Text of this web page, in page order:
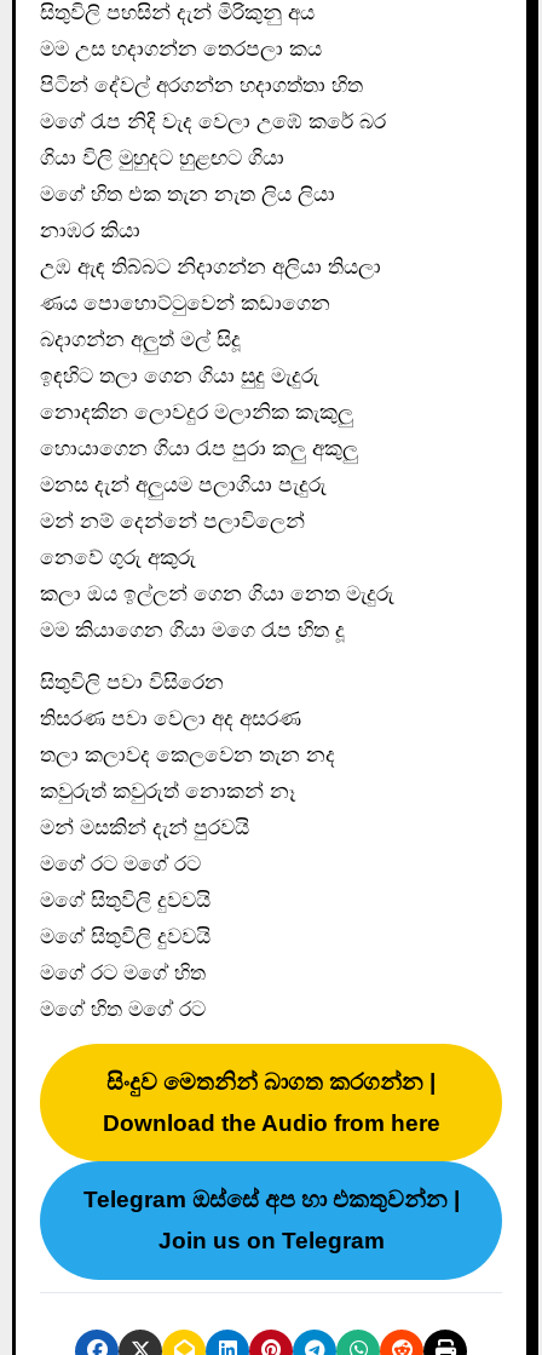
සිතුවිලි පහසින් දැන් මිරිකුනු අය
මම උස හදාගන්න තෙරපලා කය
පිටින් දේවල් අරගන්න හදාගත්තා හිත
මගේ රැප නිදි වැද වෙලා උඹේ කරේ බර
ගියා විලි මුහුදට හුළඟට ගියා
මගේ හිත එක තැන නැත ලිය ලියා
නාඹර කියා
උඹ ඇඳ තිබ්බට නිදාගන්න අලියා තියලා
ණය පොහොට්ටුවෙන් කඩාගෙන
බදාගන්න අලුත් මල් සිදූ
ඉඳහිට තලා ගෙන ගියා සුදු මැදුරු
නොදකින ලොවදුර මලානික කැකුලු
හොයාගෙන ගියා රැප පුරා කලු අකුලු
මනස දැන් අලුයම පලාගියා පැදුරු
මන් නම් දෙන්නේ පලාවිලෙන්
නෙවේ ගුරු අකුරු
කලා ඔය ඉල්ලන් ගෙන ගියා නෙත මැදුරු
මම කියාගෙන ගියා මගෙ රැප හිත දූ
සිතුවිලි පවා විසිරෙන
තිසරණ පවා වෙලා අද අසරණ
තලා කලාවද කෙලවෙන තැන නද
කවුරුත් කවුරුත් නොකන් නෑ
මන් මසකින් දැන් පුරවයි
මගේ රට මගේ රට
මගේ සිතුවිලි දුවවයි
මගේ සිතුවිලි දුවවයි
මගේ රට මගේ හිත
මගේ හිත මගේ රට
සිංදුව මෙතනින් බාගත කරගන්න |
Download the Audio from here
Telegram ඔස්සේ අප හා එකතුවන්න |
Join us on Telegram